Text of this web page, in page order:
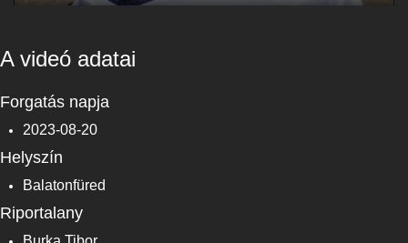
Mute
Enter
A videó adatai
Forgatás napja
2023-08-20
Helyszín
Balatonfüred
Riportalany